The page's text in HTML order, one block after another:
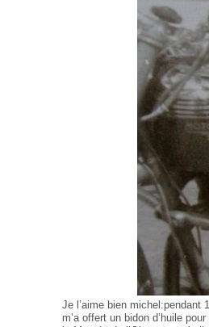
Je l’aime bien michel:pendant
m’a offert un bidon d’huile